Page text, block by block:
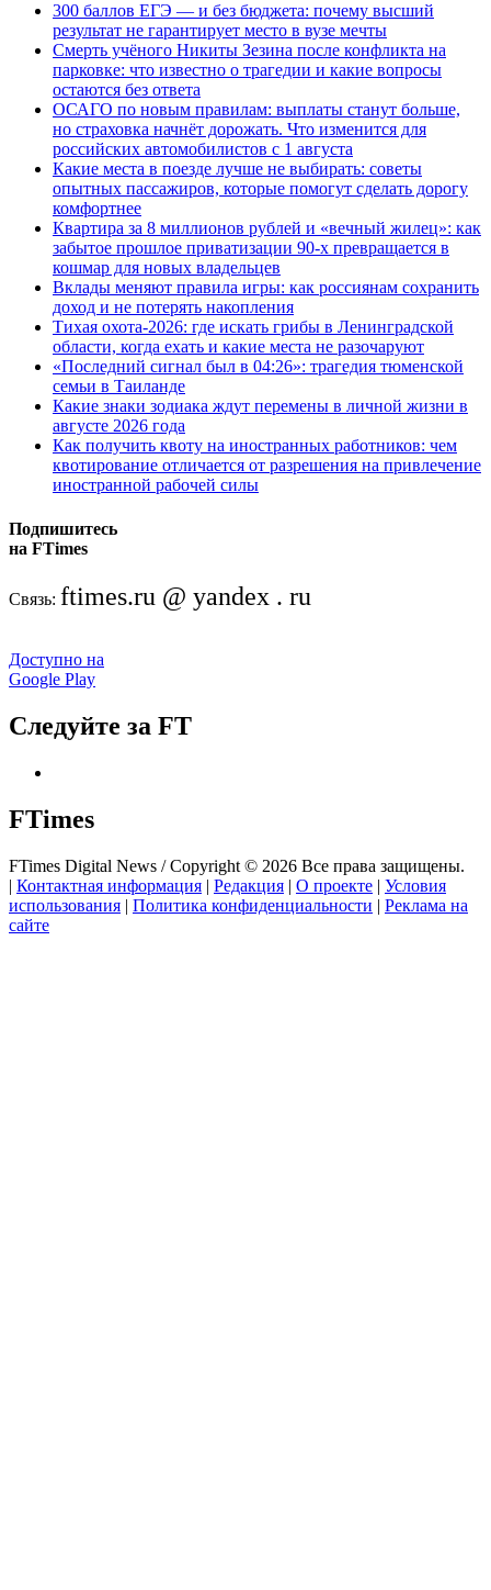
300 баллов ЕГЭ — и без бюджета: почему высший
результат не гарантирует место в вузе мечты
Смерть учёного Никиты Зезина после конфликта на
парковке: что известно о трагедии и какие вопросы
остаются без ответа
ОСАГО по новым правилам: выплаты станут больше,
но страховка начнёт дорожать. Что изменится для
российских автомобилистов с 1 августа
Какие места в поезде лучше не выбирать: советы
опытных пассажиров, которые помогут сделать дорогу
комфортнее
Квартира за 8 миллионов рублей и «вечный жилец»: как
забытое прошлое приватизации 90-х превращается в
кошмар для новых владельцев
Вклады меняют правила игры: как россиянам сохранить
доход и не потерять накопления
Тихая охота-2026: где искать грибы в Ленинградской
области, когда ехать и какие места не разочаруют
«Последний сигнал был в 04:26»: трагедия тюменской
семьи в Таиланде
Какие знаки зодиака ждут перемены в личной жизни в
августе 2026 года
Как получить квоту на иностранных работников: чем
квотирование отличается от разрешения на привлечение
иностранной рабочей силы
Подпишитесь
на FTimes
Связь: ftimes.ru @ yandex . ru
Доступно на
Google Play
Следуйте за FT
FTimes
FTimes Digital News / Copyright © 2026 Все права защищены.
| Контактная информация | Редакция | О проекте | Условия
использования | Политика конфиденциальности | Реклама на
сайте